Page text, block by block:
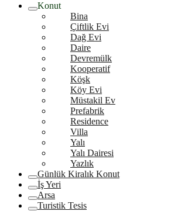
Konut
Bina
Çiftlik Evi
Dağ Evi
Daire
Devremülk
Kooperatif
Köşk
Köy Evi
Müstakil Ev
Prefabrik
Residence
Villa
Yalı
Yalı Dairesi
Yazlık
Günlük Kiralık Konut
İş Yeri
Arsa
Turistik Tesis